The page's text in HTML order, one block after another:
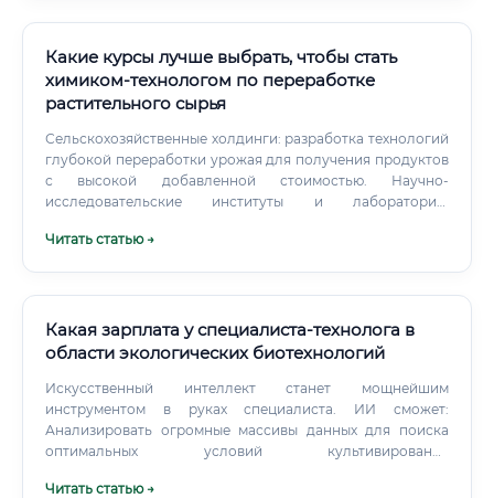
Какие курсы лучше выбрать, чтобы стать
химиком-технологом по переработке
растительного сырья
Сельскохозяйственные холдинги: разработка технологий
глубокой переработки урожая для получения продуктов
с высокой добавленной стоимостью. Научно-
исследовательские институты и лаборатории:
химии природных соединений. Уровень заработной
Читать статью →
Какая зарплата у специалиста-технолога в
области экологических биотехнологий
Искусственный интеллект станет мощнейшим
инструментом в руках специалиста. ИИ сможет:
Анализировать огромные массивы данных для поиска
оптимальных условий культивирования
Читать статью →